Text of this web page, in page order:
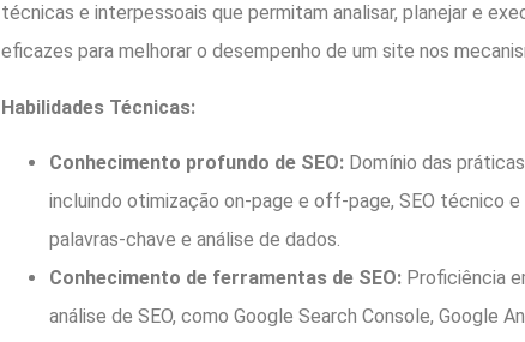
técnicas e interpessoais que permitam analisar, planejar e
eficazes para melhorar o desempenho de um site nos
Habilidades Técnicas:
Conhecimento profundo de SEO:Domínio das
incluindo otimização on-page e off-page, SEO técnico e
palavras-chave e análise de dados.
Conhecimento de ferramentas de SEO:Proficiência
análise de SEO, como Google Search Console, Google